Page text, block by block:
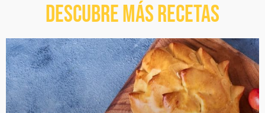
Descubre más recetas